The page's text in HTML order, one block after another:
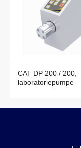
CAT DP 200 / 200,
laboratoriepumpe